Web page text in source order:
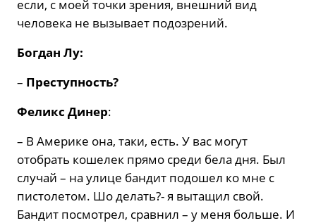
если, с моей точки зрения, внешний вид
человека не вызывает подозрений.
Богдан Лу:
– Преступность?
Феликс Динер:
– В Америке она, таки, есть. У вас могут
отобрать кошелек прямо среди бела дня. Был
случай – на улице бандит подошел ко мне с
пистолетом. Шо делать?- я вытащил свой.
Бандит посмотрел, сравнил – у меня больше. И